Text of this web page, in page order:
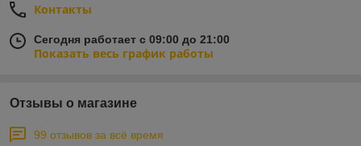
Контакты
Сегодня работает с 09:00 до 21:00
Показать весь график работы
Отзывы о магазине
99 отзывов за всё время